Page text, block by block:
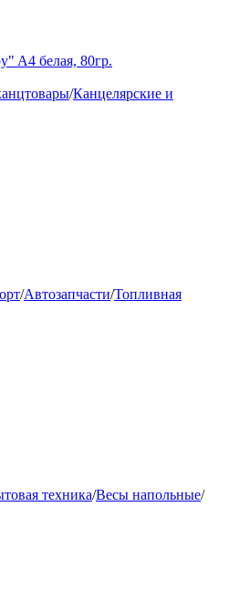
A4 белая, 80гр.
/Канцелярские и
/Автозапчасти/Топливная
техника/Весы напольные/